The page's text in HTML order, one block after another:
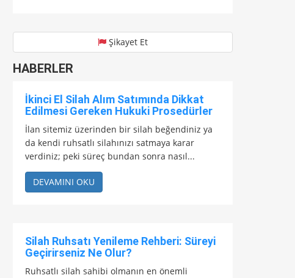
Şikayet Et
HABERLER
İkinci El Silah Alım Satımında Dikkat
Edilmesi Gereken Hukuki Prosedürler
İlan sitemiz üzerinden bir silah beğendiniz ya
da kendi ruhsatlı silahınızı satmaya karar
verdiniz; peki süreç bundan sonra nasıl...
DEVAMINI OKU
Silah Ruhsatı Yenileme Rehberi: Süreyi
Geçirirseniz Ne Olur?
Ruhsatlı silah sahibi olmanın en önemli